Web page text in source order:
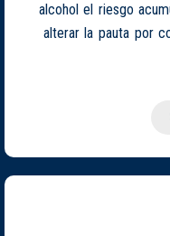
alcohol el riesgo
alterar la pauta por